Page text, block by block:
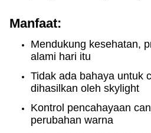
Manfaat:
Mendukung kesehatan,
alami hari itu
Tidak ada bahaya untuk
dihasilkan oleh skylight
Kontrol pencahayaan
perubahan warna